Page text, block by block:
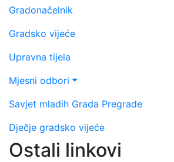
Gradonačelnik
Gradsko vijeće
Upravna tijela
Mjesni odbori
Savjet mladih Grada Pregrade
Dječje gradsko vijeće
Ostali linkovi